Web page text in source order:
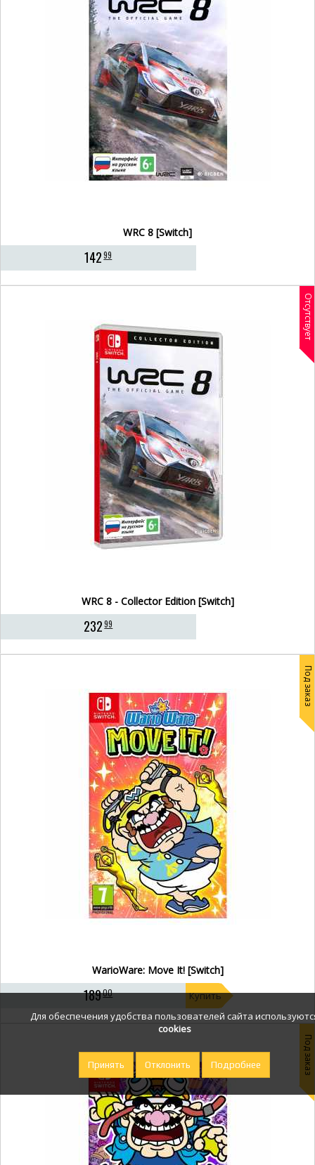
WRC 8 [Switch]
14299
Отсутствует
WRC 8 - Collector Edition [Switch]
23299
Под заказ
WarioWare: Move It! [Switch]
18900 Купить
Под заказ
Для обеспечения удобства пользователей сайта
cookies
Принять Отклонить Подробнее